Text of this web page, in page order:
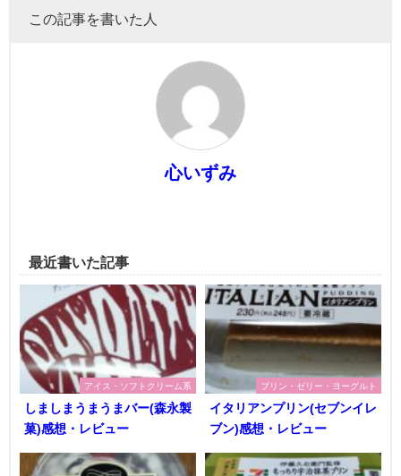
この記事を書いた人
心いずみ
最近書いた記事
アイス・ソフトクリーム系
しましまうまうまバー(森永製
菓)感想・レビュー
プリン・ゼリー・ヨーグルト
イタリアンプリン(セブンイレ
ブン)感想・レビュー